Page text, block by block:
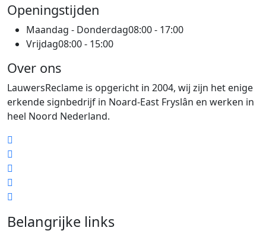
Openingstijden
Maandag - Donderdag08:00 - 17:00
Vrijdag08:00 - 15:00
Over ons
LauwersReclame is opgericht in 2004, wij zijn het enige
erkende signbedrijf in Noard-East Fryslân en werken in
heel Noord Nederland.
Belangrijke links